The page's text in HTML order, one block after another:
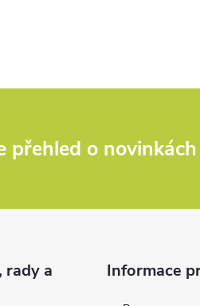
přehled o novinkách
rady a
Informace